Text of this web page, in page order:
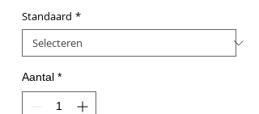
Standaard *
Aantal *